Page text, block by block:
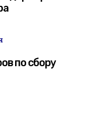
по сбору